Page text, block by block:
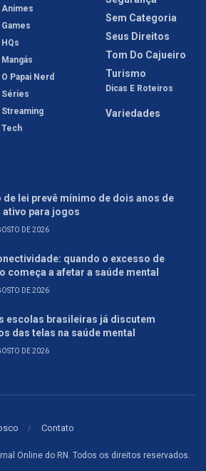
Animes
Games
HQs
Mangás
O Papai Nerd
Séries
Streaming
Tech
Sem Categoria
Seus Direitos
Tom Do Cajueiro
Turismo
Dicas E Roteiros
Variedades
de lei prevê mínimo de dois anos de
ativo para jogos
DE 2026
quando o excesso de
começa a afetar a saúde mental
DE 2026
escolas brasileiras já discutem
das telas na saúde mental
DE 2026
Contato
Online do RN. Todos os direitos reservados.